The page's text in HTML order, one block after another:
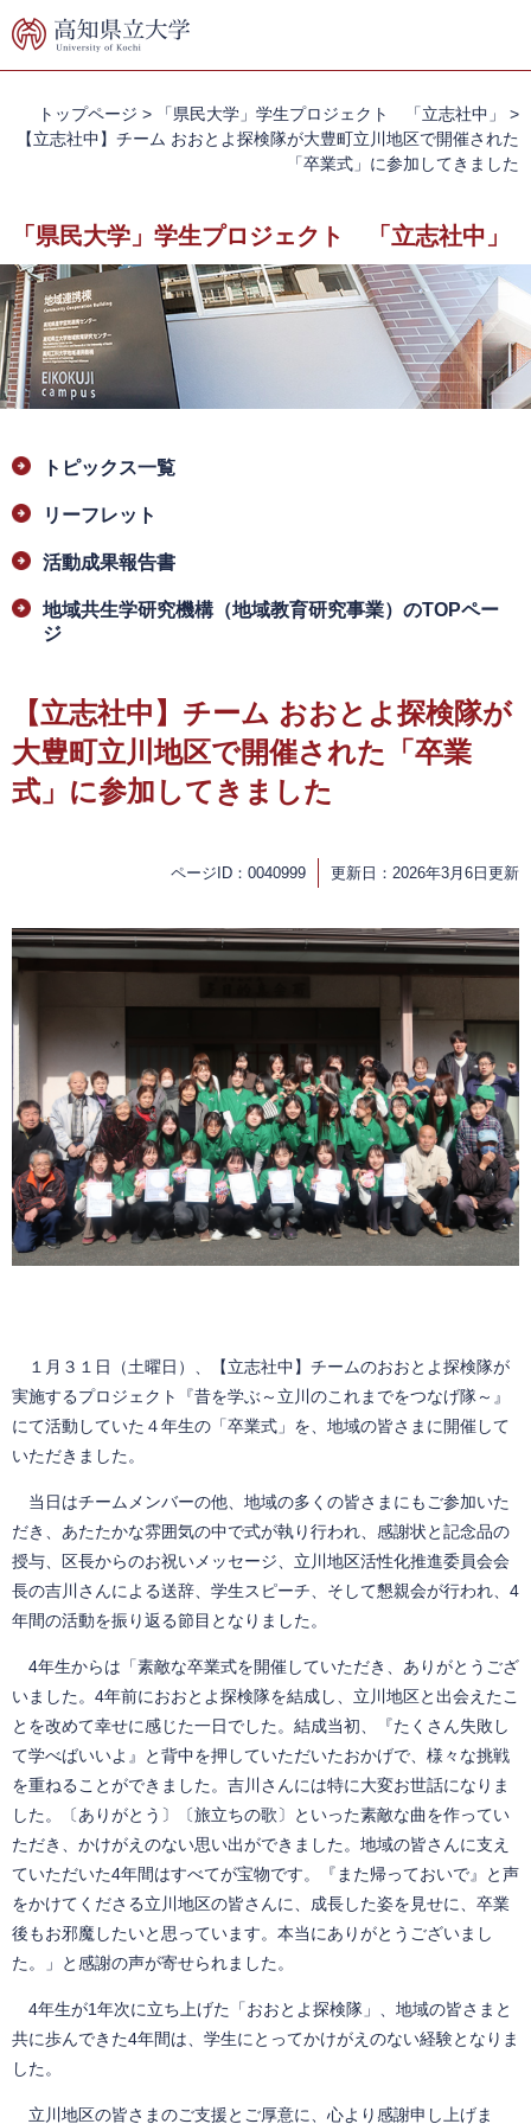
ー
ニ
文
へ
トップページ > 「県民大学」学生プロジェクト 「立志社中」
>
【立志社中】チーム おおとよ探検隊が大豊町立川地区で開催された
「卒業式」に参加してきました
「県民大学」学生プロジェクト 「立志社中」
文
トピックス一覧
リーフレット
活動成果報告書
地域共生学研究機構（地域教育研究事業）のTOPペー
ジ
【立志社中】チーム おおとよ探検隊が
大豊町立川地区で開催された「卒業
式」に参加してきました
ページID：0040999 更新日：2026年3月6日更新
１月３１日（土曜日）、【立志社中】チームのおおとよ探検隊が
実施するプロジェクト『昔を学ぶ～立川のこれまでをつなげ隊～』
にて活動していた４年生の「卒業式」を、地域の皆さまに開催して
いただきました。
当日はチームメンバーの他、地域の多くの皆さまにもご参加いた
だき、あたたかな雰囲気の中で式が執り行われ、感謝状と記念品の
授与、区長からのお祝いメッセージ、立川地区活性化推進委員会会
長の吉川さんによる送辞、学生スピーチ、そして懇親会が行われ、4
年間の活動を振り返る節目となりました。
4年生からは「素敵な卒業式を開催していただき、ありがとうござ
いました。4年前におおとよ探検隊を結成し、立川地区と出会えたこ
とを改めて幸せに感じた一日でした。結成当初、『たくさん失敗し
て学べばいいよ』と背中を押していただいたおかげで、様々な挑戦
を重ねることができました。吉川さんには特に大変お世話になりま
した。〔ありがとう〕〔旅立ちの歌〕といった素敵な曲を作ってい
ただき、かけがえのない思い出ができました。地域の皆さんに支え
ていただいた4年間はすべてが宝物です。『また帰っておいで』と声
をかけてくださる立川地区の皆さんに、成長した姿を見せに、卒業
後もお邪魔したいと思っています。本当にありがとうございまし
た。」と感謝の声が寄せられました。
4年生が1年次に立ち上げた「おおとよ探検隊」、地域の皆さまと
共に歩んできた4年間は、学生にとってかけがえのない経験となりま
した。
立川地区の皆さまのご支援とご厚意に、心より感謝申し上げま